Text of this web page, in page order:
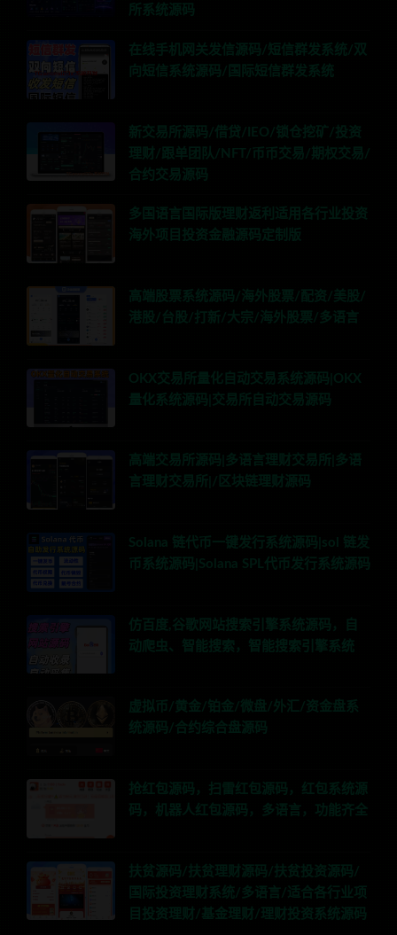
所系统源码
在线手机网关发信源码/短信群发系统/双
向短信系统源码/国际短信群发系统
新交易所源码/借贷/IEO/锁仓挖矿/投资
理财/跟单团队/NFT/币币交易/期权交易/
合约交易源码
多国语言国际版理财返利适用各行业投资
海外项目投资金融源码定制版
高端股票系统源码/海外股票/配资/美股/
港股/台股/打新/大宗/海外股票/多语言
OKX交易所量化自动交易系统源码|OKX
量化系统源码|交易所自动交易源码
高端交易所源码|多语言理财交易所|多语
言理财交易所|/区块链理财源码
Solana 链代币一键发行系统源码|sol 链发
币系统源码|Solana SPL代币发行系统源码
仿百度,谷歌网站搜索引擎系统源码，自
动爬虫、智能搜索，智能搜索引擎系统
虚拟币/黄金/铂金/微盘/外汇/资金盘系
统源码/合约综合盘源码
抢红包源码，扫雷红包源码，红包系统源
码，机器人红包源码，多语言，功能齐全
扶贫源码/扶贫理财源码/扶贫投资源码/
国际投资理财系统/多语言/适合各行业项
目投资理财/基金理财/理财投资系统源码